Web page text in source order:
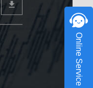
Online Service